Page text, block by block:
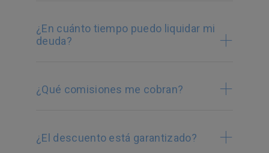
¿En cuánto tiempo puedo liquidar mi
deuda?
¿Qué comisiones me cobran?
¿El descuento está garantizado?